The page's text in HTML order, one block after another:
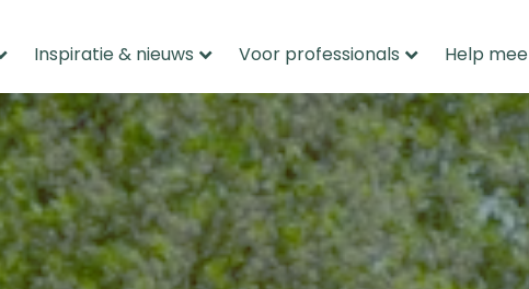
Inspiratie & nieuws Voor professionals Help mee